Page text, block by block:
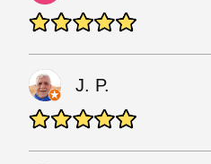
J. P.